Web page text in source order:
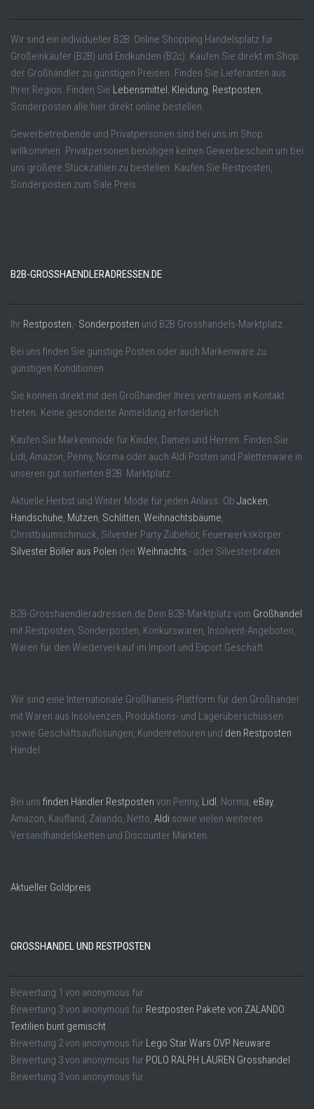
Wir sind ein individueller B2B Online Shopping Handelsplatz für
Großeinkäufer (B2B) und Endkunden (B2c). Kaufen Sie direkt im Shop
der Großhändler zu günstigen Preisen. Finden Sie Lieferanten aus
Ihrer Region. Finden Sie Lebensmittel , Kleidung, Restposten,
Sonderposten alle hier direkt online bestellen.
Gewerbetreibende und Privatpersonen sind bei uns im Shop
willkommen. Privatpersonen benötigen keinen Gewerbeschein um bei
uns größere Stückzahlen zu bestellen. Kaufen Sie Restposten,
Sonderposten zum Sale Preis.
B2B-GROSSHAENDLERADRESSEN.DE
Ihr Restposten,- Sonderposten und B2B Grosshandels-Marktplatz.
Bei uns finden Sie günstige Posten oder auch Markenware zu
günstigen Konditionen.
Sie können direkt mit den Großhändler Ihres vertrauens in Kontakt
treten. Keine gesonderte Anmeldung erforderlich.
Kaufen Sie Markenmode für Kinder, Damen und Herren. Finden Sie
Lidl, Amazon, Penny, Norma oder auch Aldi Posten und Palettenware in
unseren gut sortierten B2B Marktplatz.
Aktuelle Herbst und Winter Mode für jeden Anlass. Ob Jacken,
Handschuhe, Mützen, Schlitten, Weihnachtsbäume,
Christbaumschmuck, Silvester Party Zubehör, Feuerwerkskörper
Silvester Böller aus Polen den Weihnachts,- oder Silvesterbraten.
B2B-Grosshaendleradressen.de Dein B2B-Marktplatz vom Großhandel
mit Restposten, Sonderposten, Konkurswaren, Insolvent-Angeboten,
Waren für den Wiederverkauf im Import und Export Geschäft.
Wir sind eine Internationale Großhanels-Plattform für den Großhandel
mit Waren aus Insolvenzen, Produktions- und Lagerüberschüssen
sowie Geschäftsauflösungen, Kundenretouren und den Restposten
Handel.
Bei uns finden Händler Restposten von Penny, Lidl , Norma, eBay,
Amazon, Kaufland, Zalando, Netto, Aldi sowie vielen weiteren
Versandhandelsketten und Discounter Märkten.
Aktueller Goldpreis
GROSSHANDEL UND RESTPOSTEN
Bewertung 1 von anonymous für
Bewertung 3von anonymous für Restposten Pakete von ZALANDO
Textilien bunt gemischt
Bewertung 2von anonymous für Lego Star Wars OVP Neuware
Bewertung 3von anonymous für POLO RALPH LAUREN Grosshandel
Bewertung 3von anonymous für